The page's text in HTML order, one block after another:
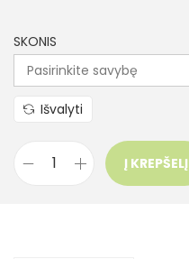
SKONIS
Išvalyti
Į KREPŠELĮ